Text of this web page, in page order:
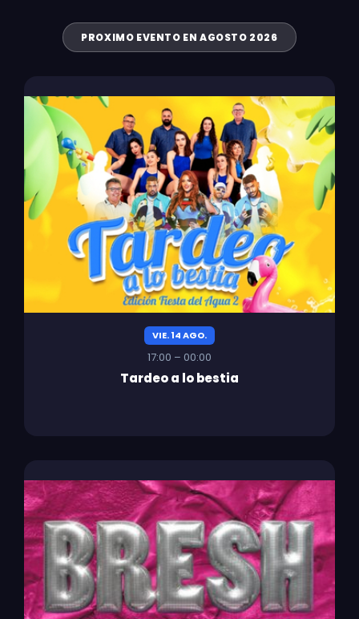
PROXIMO EVENTO EN AGOSTO 2026
VIE. 14 AGO.
17:00 – 00:00
Tardeo a lo bestia